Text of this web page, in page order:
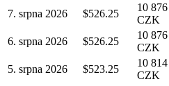
7. srpna 2026
$526.25
10 876
CZK
6. srpna 2026 $526.25
10 876
CZK
5. srpna 2026 $523.25
10 814
CZK